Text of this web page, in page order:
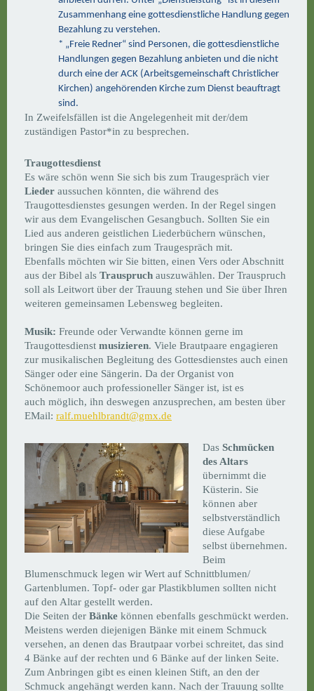
Zusammenhang eine gottesdienstliche Handlung gegen
Bezahlung zu verstehen.
* „Freie Redner“ sind Personen, die gottesdienstliche
Handlungen gegen Bezahlung anbieten und die nicht
durch eine der ACK (Arbeitsgemeinschaft Christlicher
Kirchen) angehörenden Kirche zum Dienst beauftragt
sind.
In Zweifelsfällen ist die Angelegenheit mit der/dem
zuständigen Pastor*in zu besprechen.
Traugottesdienst
Es wäre schön wenn Sie sich bis zum Traugespräch vier
Lieder aussuchen könnten, die während des
Traugottesdienstes gesungen werden. In der Regel singen
wir aus dem Evangelischen Gesangbuch. Sollten Sie ein
Lied aus anderen geistlichen Liederbüchern wünschen,
bringen Sie dies einfach zum Traugespräch mit.
Ebenfalls möchten wir Sie bitten, einen Vers oder Abschnitt
aus der Bibel als Trauspruch auszuwählen. Der Trauspruch
soll als Leitwort über der Trauung stehen und Sie über Ihren
weiteren gemeinsamen Lebensweg begleiten.
Musik: Freunde oder Verwandte können gerne im
Traugottesdienst musizieren. Viele Brautpaare engagieren
zur musikalischen Begleitung des Gottesdienstes auch einen
Sänger oder eine Sängerin. Da der Organist von
Schönemoor auch professioneller Sänger ist, ist es
auch möglich, ihn deswegen anzusprechen, am besten über
EMail: ralf.muehlbrandt@gmx.de
Das Schmücken
des Altars
übernimmt die
Küsterin. Sie
können aber
selbstverständlich
diese Aufgabe
selbst übernehmen.
Beim
Blumenschmuck legen wir Wert auf Schnittblumen/
Gartenblumen. Topf- oder gar Plastikblumen sollten nicht
auf den Altar gestellt werden.
Die Seiten der Bänke können ebenfalls geschmückt werden.
Meistens werden diejenigen Bänke mit einem Schmuck
versehen, an denen das Brautpaar vorbei schreitet, das sind
4 Bänke auf der rechten und 6 Bänke auf der linken Seite.
Zum Anbringen gibt es einen kleinen Stift, an den der
Schmuck angehängt werden kann. Nach der Trauung sollte